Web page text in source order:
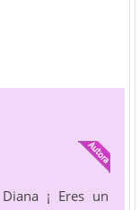
¡ Eres un